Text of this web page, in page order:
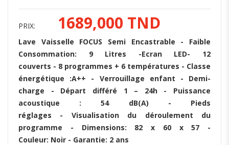
PRIX: 1689,000 TND
Lave Vaisselle FOCUS Semi Encastrable - Faible
Consommation: 9 Litres -Ecran LED- 12
couverts - 8 programmes + 6 températures - Classe
énergétique :A++ - Verrouillage enfant - Demi-
charge - Départ différé 1 – 24h - Puissance
acoustique : 54 dB(A) - Pieds
réglages - Visualisation du déroulement du
programme - Dimensions: 82 x 60 x 57 -
Couleur: Noir - Garantie: 2 ans